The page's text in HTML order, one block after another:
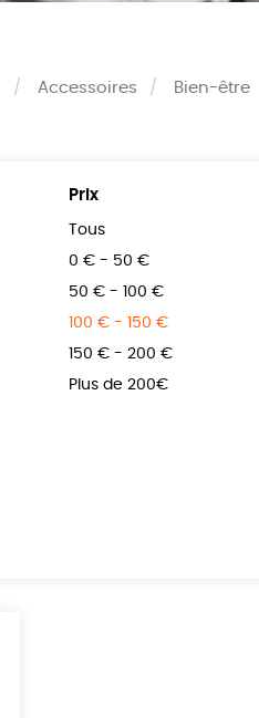
Accessoires Bien-être
Prix
Tous
0 € - 50 €
50 € - 100 €
100 € - 150 €
150 € - 200 €
Plus de 200€